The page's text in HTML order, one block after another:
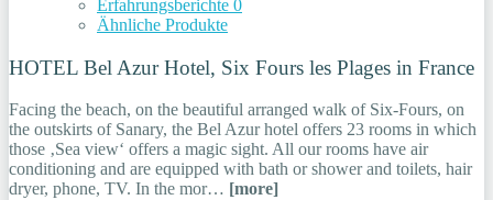
Erfahrungsberichte 0
Ähnliche Produkte
HOTEL Bel Azur Hotel, Six Fours les Plages in France
Facing the beach, on the beautiful arranged walk of Six-Fours, on
the outskirts of Sanary, the Bel Azur hotel offers 23 rooms in which
those ‚Sea view‘ offers a magic sight. All our rooms have air
conditioning and are equipped with bath or shower and toilets, hair
dryer, phone, TV. In the mor… [more]